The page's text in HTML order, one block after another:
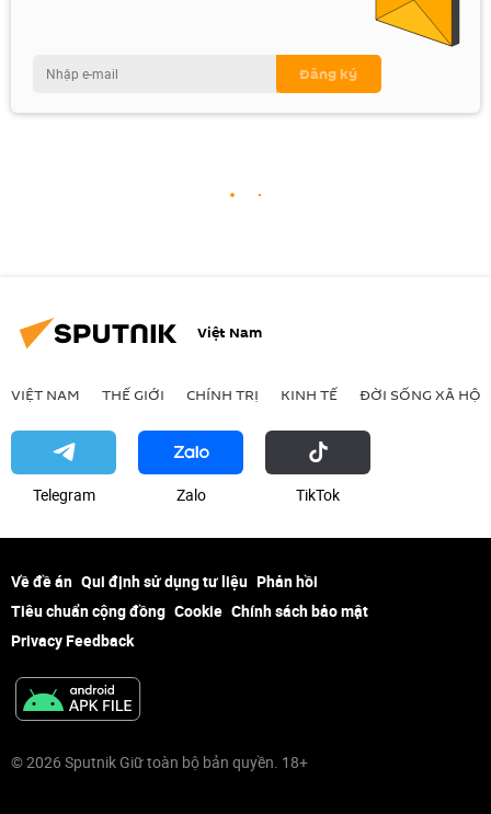
Việt Nam
VIỆT NAM THẾ GIỚI CHÍNH TRỊ KINH TẾ ĐỜI SỐNG XÃ HỘI
Telegram Zalo ТikТоk
Về đề án Qui định sử dụng tư liệu Phản hồi
Tiêu chuẩn cộng đồng Cookie Chính sách bảo mật
Privacy Feedback
© 2026 Sputnik Giữ toàn bộ bản quyền. 18+